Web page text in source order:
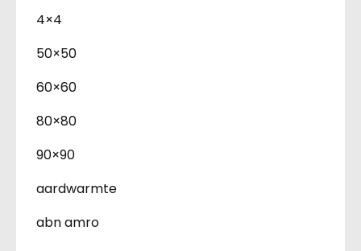
4×4
50×50
60×60
80×80
90×90
aardwarmte
abn amro